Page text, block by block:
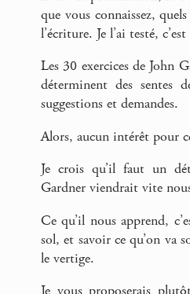
que vous connaissez,
l’écriture. Je l’ai testé,
Les 30 exercices de John
déterminent des sentes
suggestions et demandes.
Alors, aucun intérêt pour
Je crois qu’il faut un
Gardner viendrait vite
Ce qu’il nous apprend,
sol, et savoir ce qu’on va
le vertige.